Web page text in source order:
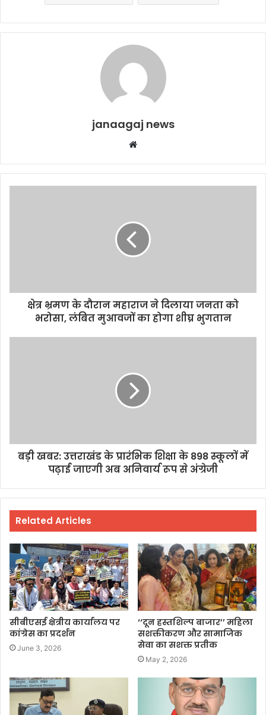
janaagaj news
Website
क्षेत्र भ्रमण के दौरान महाराज ने दिलाया जनता को
भरोसा, लंबित मुआवजों का होगा शीघ्र भुगतान
बड़ी खबर: उत्तराखंड के प्रारंभिक शिक्षा के 898 स्कूलों में
पढ़ाई जाएगी अब अनिवार्य रूप से अंग्रेजी
Related Articles
सीबीएसई क्षेत्रीय कार्यालय पर
कांग्रेस का प्रदर्शन
June 3, 2026
‘‘दून हस्तशिल्प बाजार’’ महिला
सशक्तीकरण और सामाजिक
सेवा का सशक्त प्रतीक
May 2, 2026